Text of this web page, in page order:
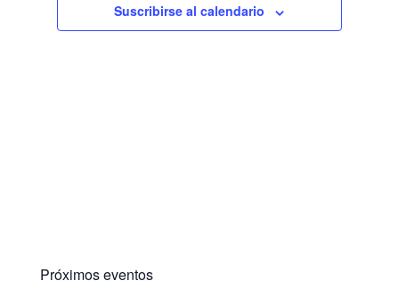
Suscribirse al calendario
Próximos eventos